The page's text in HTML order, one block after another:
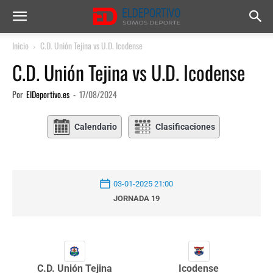
Inicio C.D. Unión Tejina vs U.D. Icodense
C.D. Unión Tejina vs U.D. Icodense
Por ElDeportivo.es - 17/08/2024
Calendario Clasificaciones
03-01-2025 21:00
JORNADA 19
C.D. Unión Tejina Icodense